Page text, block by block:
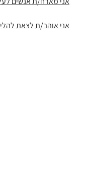
אני אוהב/ת לצאת